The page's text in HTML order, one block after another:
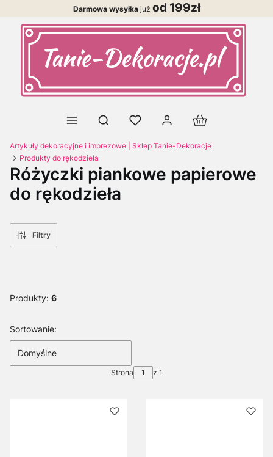
Darmowa wysyłkajuż od 199zł
Otwórz wyszukiwarkę Produkty w
Artykuły dekoracyjne i imprezowe | Sklep Tanie-Dekoracje
Produkty do rękodzieła
Różyczki piankowe papierowe
do rękodzieła
Filtry
Produkty: 6
Lista produktów
Sortowanie:
Domyślne
Strona z 1